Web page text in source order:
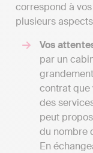
correspond à
plusieurs
Vos
par un
contrat que
des
peut
du nombre
En